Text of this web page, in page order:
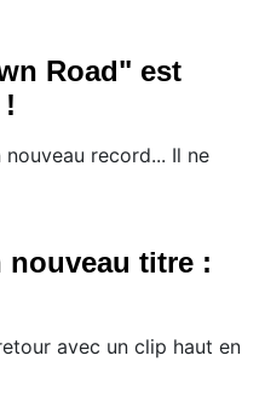
Road" est
record... Il ne
nouveau titre :
avec un clip haut en